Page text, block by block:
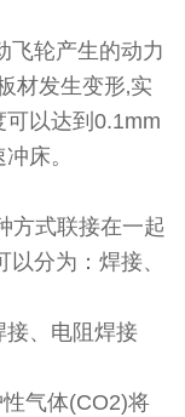
轮产生的动力
材发生变形‚实
以达到0.1mm
床。
式联接在一起
分为：焊接、
、电阻焊接
气体(CO2)将